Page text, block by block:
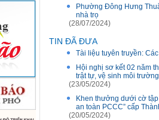
Phường Đông Hưng
nhà trọ
(28/07/2024)
TIN ĐÃ ĐƯA
Tài liệu tuyên truyền:
Hội nghị sơ kết 02 năm
trật tự, vệ sinh môi
(23/05/2024)
Khen thưởng dưới cờ
an toàn PCCC” cấp
(20/05/2024)